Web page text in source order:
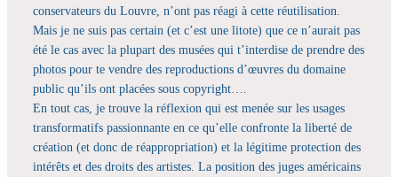
conservateurs du Louvre, n’ont pas réagi à cette réutilisation.
Mais je ne suis pas certain (et c’est une litote) que ce n’aurait pas
été le cas avec la plupart des musées qui t’interdise de prendre des
photos pour te vendre des reproductions d’œuvres du domaine
public qu’ils ont placées sous copyright….
En tout cas, je trouve la réflexion qui est menée sur les usages
transformatifs passionnante en ce qu’elle confronte la liberté de
création (et donc de réappropriation) et la légitime protection des
intérêts et des droits des artistes. La position des juges américains